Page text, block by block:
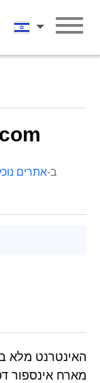
עברית
ב-אתרים
האינטרנט מלא
מארח אינספור